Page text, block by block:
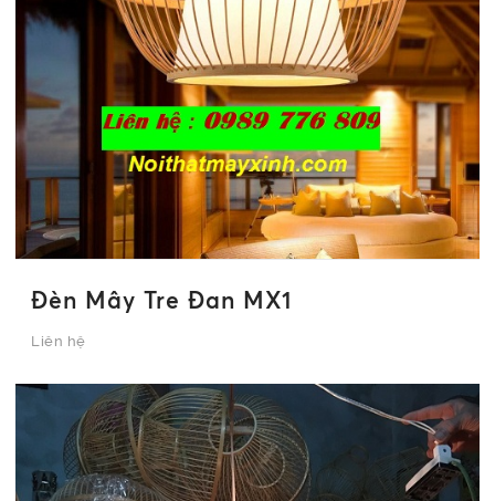
Đèn Mây Tre Đan MX1
Liên hệ